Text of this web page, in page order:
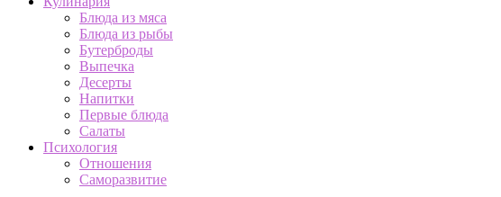
Блюда из мяса
Блюда из рыбы
Бутерброды
Выпечка
Десерты
Напитки
Первые блюда
Салаты
Психология
Отношения
Саморазвитие